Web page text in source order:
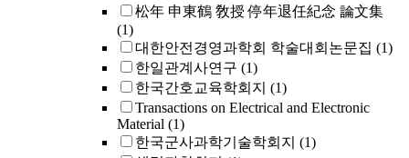
松年 申東鶴 敎授 停年退任紀念 論文集
(1)
대한안전경영과학회 학술대회논문집 (1)
한일관계사연구 (1)
한국간호교육학회지 (1)
Transactions on Electrical and Electronic
Material (1)
한국군사과학기술학회지 (1)